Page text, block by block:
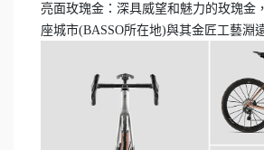
亮面玫瑰金：深具威望和魅力的玫瑰金
座城市(BASSO所在地)與其金匠工藝淵